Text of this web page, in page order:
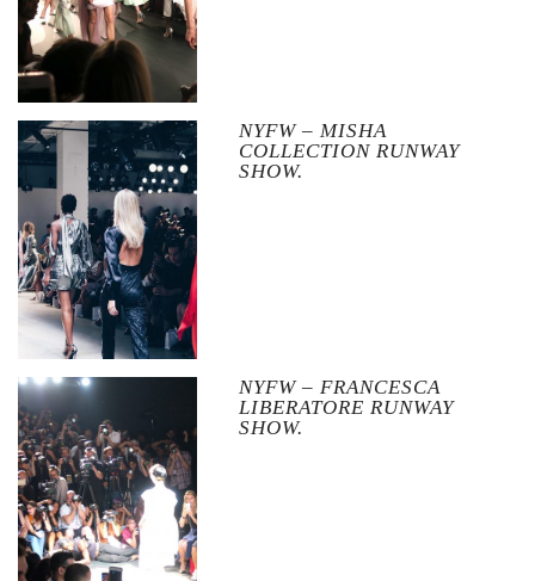
NYFW – MISHA
COLLECTION RUNWAY
SHOW.
NYFW – FRANCESCA
LIBERATORE RUNWAY
SHOW.